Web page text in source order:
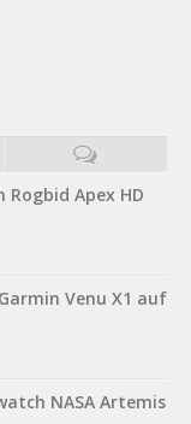
Apex HD
Venu X1 auf
NASA Artemis